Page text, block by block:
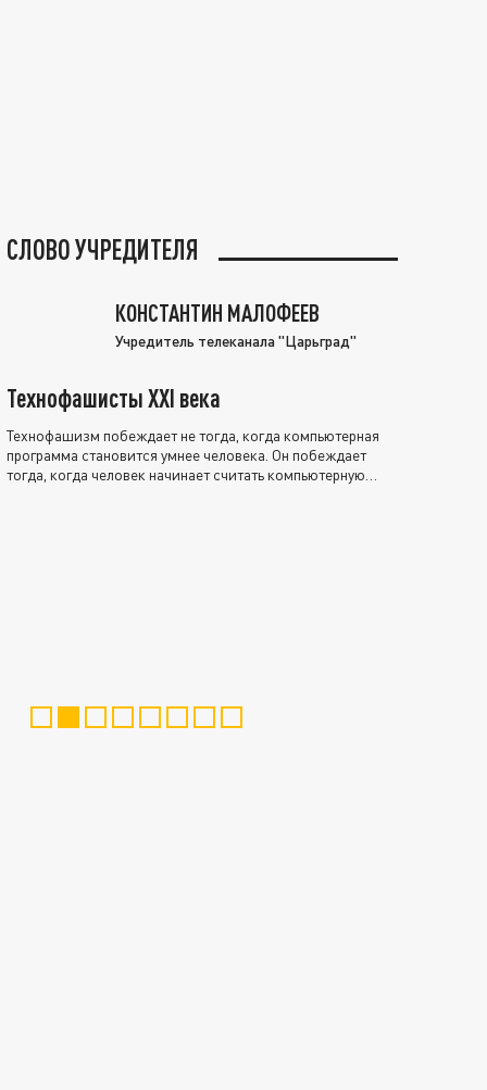
СЛОВО УЧРЕДИТЕЛЯ
КОНСТАНТИН МАЛОФЕЕВ
Учредитель телеканала "Царьград"
Технофашисты XXI века
Технофашизм побеждает не тогда, когда компьютерная
программа становится умнее человека. Он побеждает
тогда, когда человек начинает считать компьютерную